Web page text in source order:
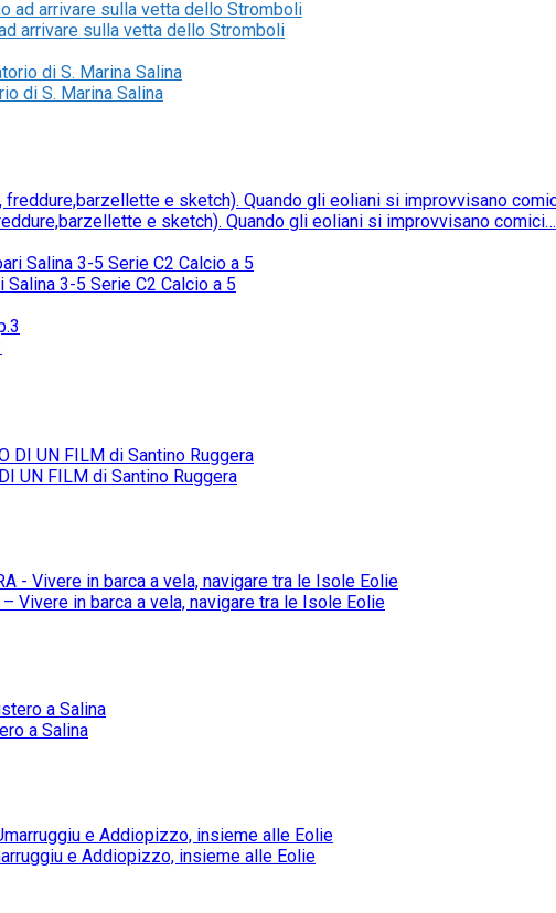
arrivare sulla vetta dello Stromboli
di S. Marina Salina
e sketch). Quando gli eoliani si improvvisano comici…
Salina 3-5 Serie C2 Calcio a 5
UN FILM di Santino Ruggera
Vivere in barca a vela, navigare tra le Isole Eolie
a Salina
e Addiopizzo, insieme alle Eolie